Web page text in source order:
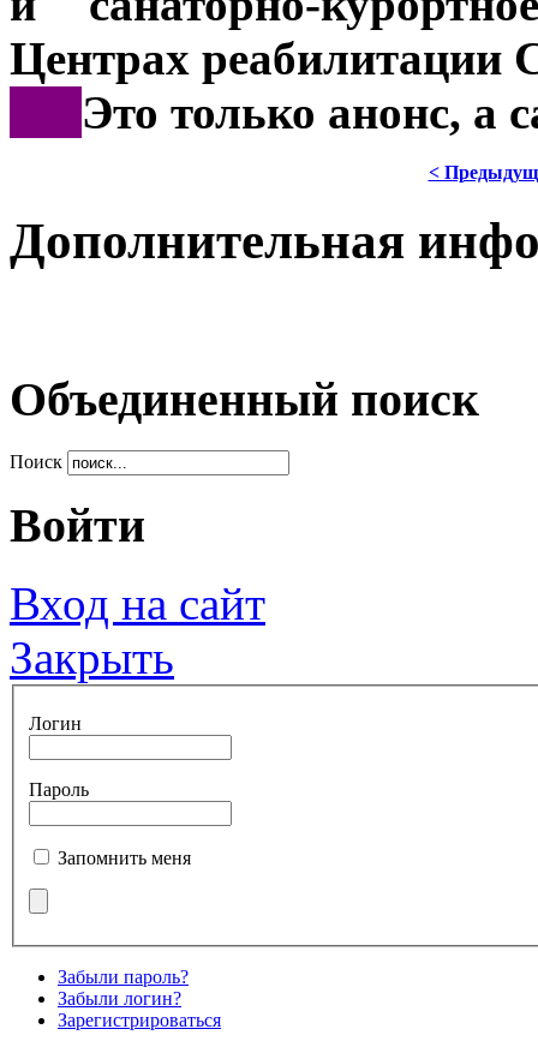
Центрах реабилитации
Это только анонс, а
<
Дополнительная
Объединенный поиск
Поиск
Войти
Вход на сайт
Закрыть
Логин
Пароль
Запомнить меня
Забыли пароль?
Забыли логин?
Зарегистрироваться